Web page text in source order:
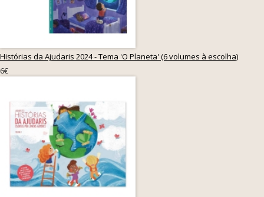
Histórias da Ajudaris 2024 - Tema 'O Planeta' (6 volumes à escolha)
6€